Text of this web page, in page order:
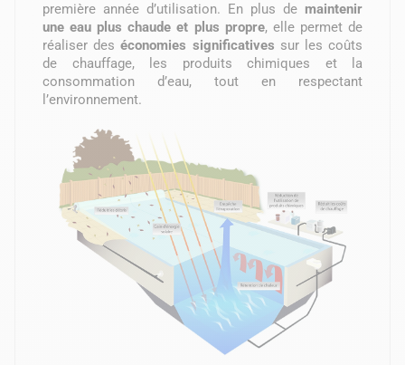
première année d’utilisation. En plus de maintenir
une eau plus chaude et plus propre, elle permet de
réaliser deséconomies significatives sur les coûts
de chauffage, les produits chimiques et la
consommation d’eau, tout en respectant
l’environnement.